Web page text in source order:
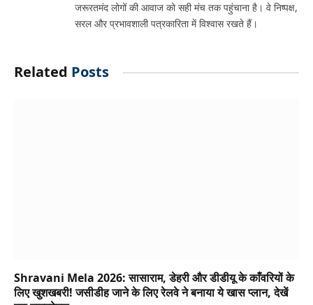
जरूरतमंद लोगों की आवाज को सही मंच तक पहुंचाना है। वे निष्पक्ष,
सरल और प्रभावशाली पत्रकारिता में विश्वास रखते हैं।
Related Posts
Shravani Mela 2026: सासाराम, डेहरी और डीडीयू के काँवरियों के
लिए खुशखबरी! जसीडीह जाने के लिए रेलवे ने बनाया ये खास प्लान, देखें